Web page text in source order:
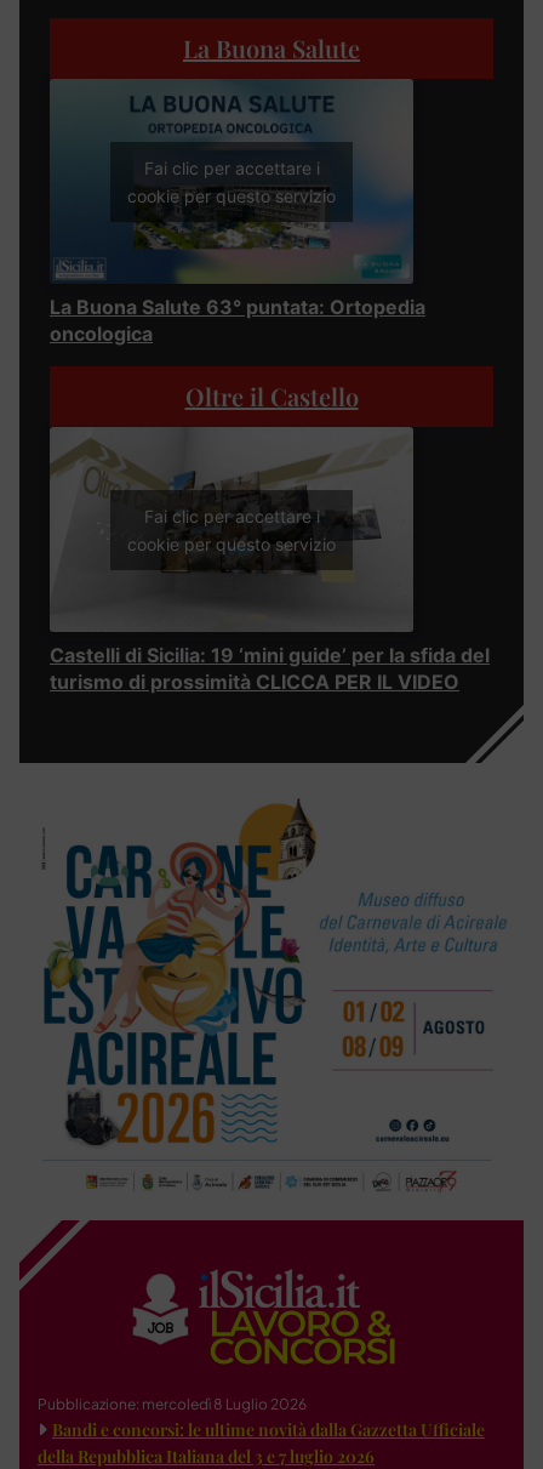
La Buona Salute
Fai clic per accettare i
cookie per questo servizio
La Buona Salute 63° puntata: Ortopedia
oncologica
Oltre il Castello
Fai clic per accettare i
cookie per questo servizio
Castelli di Sicilia: 19 ‘mini guide’ per la sfida del
turismo di prossimità CLICCA PER IL VIDEO
Pubblicazione: mercoledì 8 Luglio 2026
Bandi e concorsi: le ultime novità dalla Gazzetta Ufficiale
della Repubblica Italiana del 3 e 7 luglio 2026